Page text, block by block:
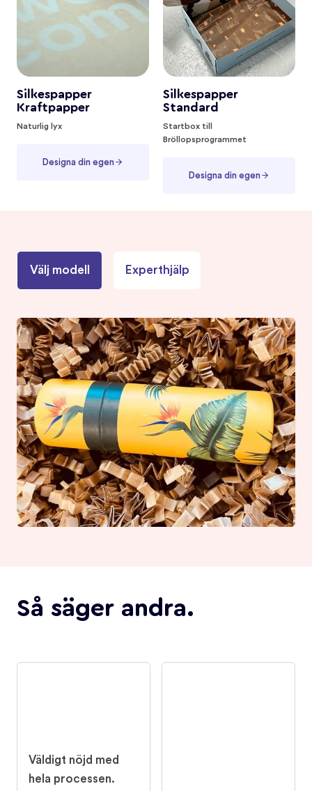
Silkespapper
Kraftpapper
Naturlig lyx
Designa din egen
Silkespapper
Standard
Startbox till
Bröllopsprogrammet
Designa din egen
Välj modell Experthjälp
Så säger andra.
Väldigt nöjd med
hela processen.